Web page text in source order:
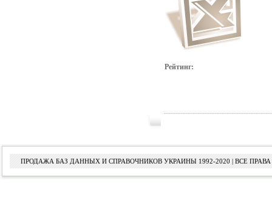
Рейтинг:
ПРОДАЖА БАЗ ДАННЫХ И СПРАВОЧНИКОВ УКРАИНЫ 1992-2020 | ВСЕ